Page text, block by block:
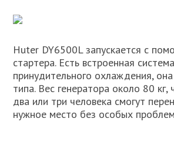
Huter DY6500L запускается с
стартера. Есть встроенная система
принудительного охлаждения,
типа. Вес генератора около 80
два или три человека смогут
нужное место без особых